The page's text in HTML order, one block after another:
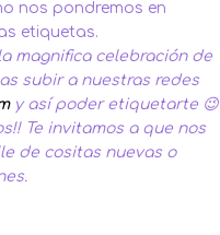
nos pondremos en
etiquetas.
magnifica celebración de
subir a nuestras redes
y así poder etiquetarte 😉
Te invitamos a que nos
de cositas nuevas o